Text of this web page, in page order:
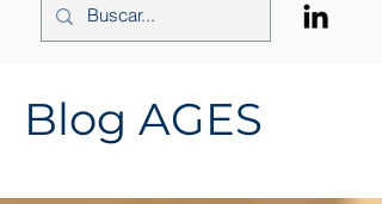
Blog AGES